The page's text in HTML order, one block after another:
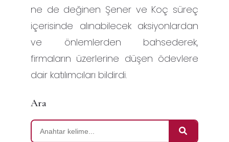
ne de değinen Şener ve Koç süreç
içerisinde alınabilecek aksiyonlardan
ve önlemlerden bahsederek,
firmaların üzerlerine düşen ödevlere
dair katılımcıları bildirdi.
Ara